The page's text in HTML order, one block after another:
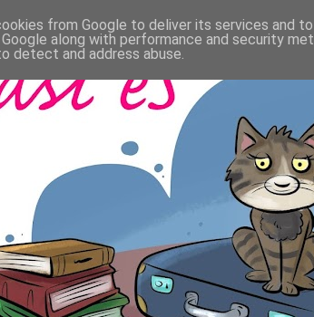
from Google to deliver its services and
along with performance and security
detect and address abuse.